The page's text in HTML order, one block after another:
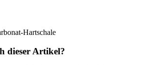
Hartschale
dieser Artikel?